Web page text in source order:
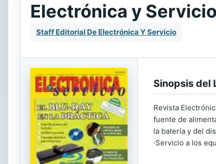
Electrónica y Servicio
Staff Editorial De Electrónica Y Servicio
Sinopsis del
Revista
fuente de
la batería y del
·Servicio a los